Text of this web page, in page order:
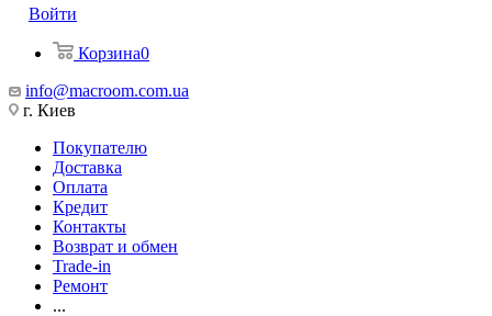
Войти
Корзина0
info@macroom.com.ua
г. Киев
Покупателю
Доставка
Оплата
Кредит
Контакты
Возврат и обмен
Trade-in
Ремонт
...